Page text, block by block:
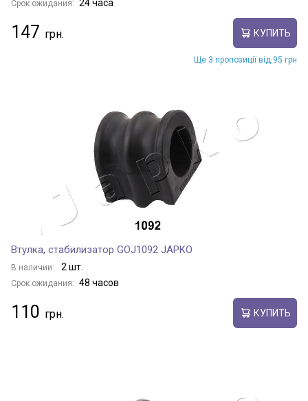
Срок ожидания: 24 часа
147 КУПИТЬ
Ще 3 пропозиції від 95 грн
Втулка, стабилизатор GOJ1092 JAPKO
В наличии: 2 шт.
Срок ожидания: 48 часов
110 КУПИТЬ